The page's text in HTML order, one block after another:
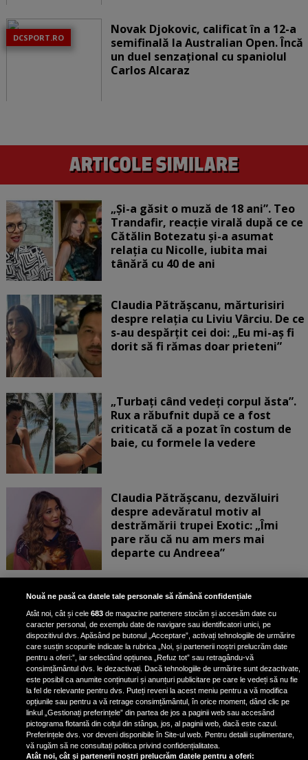
DCSPORT.RO
Novak Djokovic, calificat în a 12-a
semifinală la Australian Open. Încă
un duel senzațional cu spaniolul
Carlos Alcaraz
„Și-a găsit o muză de 18 ani”. Teo
Trandafir, reacție virală după ce ce
Cătălin Botezatu și-a asumat
relația cu Nicolle, iubita mai
tânără cu 40 de ani
Claudia Pătrășcanu, mărturisiri
despre relația cu Liviu Vârciu. De ce
s-au despărțit cei doi: „Eu mi-aș fi
dorit să fi rămas doar prieteni”
„Turbați când vedeți corpul ăsta”.
Rux a răbufnit după ce a fost
criticată că a pozat în costum de
baie, cu formele la vedere
Claudia Pătrășcanu, dezvăluiri
despre adevăratul motiv al
destrămării trupei Exotic: „Îmi
pare rău că nu am mers mai
departe cu Andreea”
Scene incredibile! Ilinca Vandici a
pus mâna pe aparatul de
fotografiat al unui paparazzo și i l-
a aruncat la gunoi: „S-a dus la
poliție. Nu mai aveam aer”
Oana Moșneagu, mărturisiri
despre începutul relației cu Vlad
Gherman: „Eu am fost îngrozită de
aceasta posibilă relație”
Nouă ne pasă ca datele tale personale să rămână confidențiale
Atât noi, cât și cele683 de magazine partenere stocăm și accesăm date cu
caracter personal, de exemplu date de navigare sau identificatori unici, pe
dispozitivul dvs. Apăsând pe butonul „Acceptare”, activați tehnologiile de urmărire
care susțin scopurile indicate la rubrica „Noi, și partenerii noștri prelucrăm date
pentru a oferi:”, iar selectând opțiunea „Refuz tot” sau retragându-vă
consimțământul dvs. le dezactivați. Dacă tehnologiile de urmărire sunt dezactivate,
este posibil ca anumite conținuturi și anunțuri publicitare pe care le vedeți să nu fie
la fel de relevante pentru dvs. Puteți reveni la acest meniu pentru a vă modifica
opțiunile sau pentru a vă retrage consimțământul, în orice moment, dând clic pe
linkul „Gestionați preferințele” din partea de jos a paginii web sau accesând
pictograma flotantă din colțul din stânga, jos, al paginii web, dacă este cazul.
Preferințele dvs. vor deveni disponibile în Site-ul web. Pentru detalii suplimentare,
vă rugăm să ne consultați politica privind confidențialitatea.
Atât noi, cât și partenerii noștri prelucrăm datele pentru a oferi: